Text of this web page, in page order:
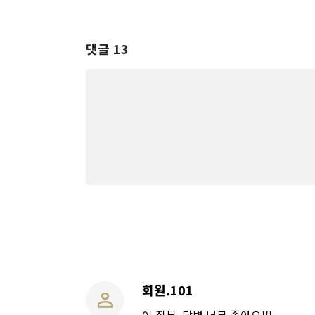
댓글 13
회원.101